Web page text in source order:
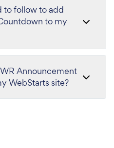
to follow to add
to my
Announcement
WebStarts site?